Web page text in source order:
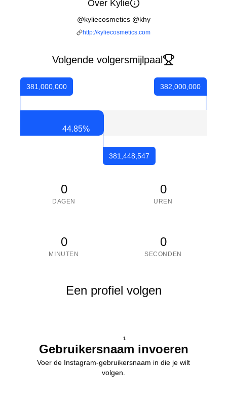
Over Kylie
@kyliecosmetics @khy
http://kyliecosmetics.com
Volgende volgersmijlpaal
381,000,000
44.85%
381,448,547
382,000,000
0
DAGEN
0
UREN
0
MINUTEN
0
SECONDEN
Een profiel volgen
1
Gebruikersnaam invoeren
Voer de Instagram-gebruikersnaam in die je wilt
volgen.